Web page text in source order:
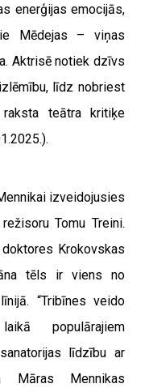
enerģijas emocijās,
Mēdejas – viņas
Aktrisē notiek dzīvs
līdz nobriest
teātra kritiķe
izveidojusies
Tomu Treini.
doktores Krokovskas
tēls ir viens no
“Tribīnes veido
populārajiem
līdzību ar
Māras Mennikas